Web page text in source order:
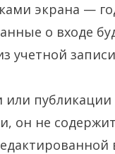
экрана —
о входе
учетной
публикации
он не